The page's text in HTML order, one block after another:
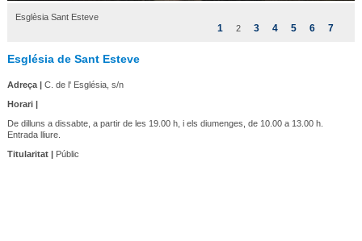
Esglèsia Sant Esteve
1 2 3 4 5 6 7
Església de Sant Esteve
Adreça |C. de l' Església, s/n
Horari |
De dilluns a dissabte, a partir de les 19.00 h, i els diumenges, de 10.00 a 13.00 h.
Entrada lliure.
Titularitat |Públic